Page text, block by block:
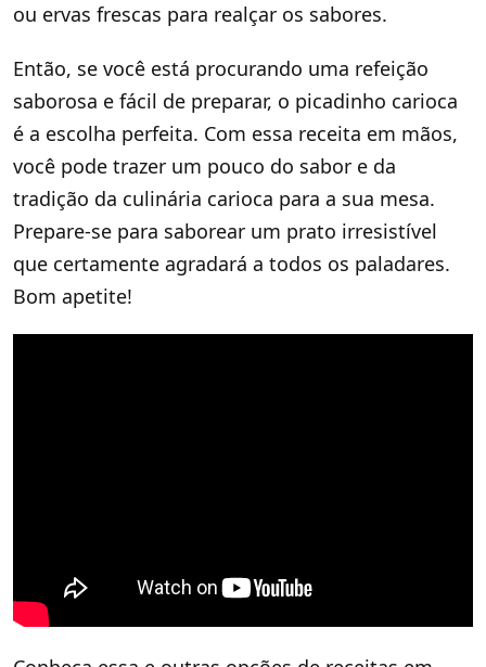
ou ervas frescas para realçar os sabores.
Então, se você está procurando uma refeição
saborosa e fácil de preparar, o picadinho carioca
é a escolha perfeita. Com essa receita em mãos,
você pode trazer um pouco do sabor e da
tradição da culinária carioca para a sua mesa.
Prepare-se para saborear um prato irresistível
que certamente agradará a todos os paladares.
Bom apetite!